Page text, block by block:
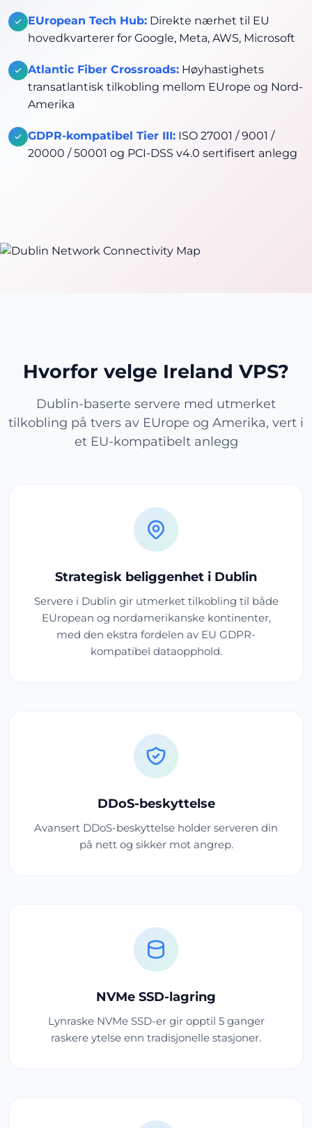
EUropean Tech Hub: Direkte nærhet til EU
hovedkvarterer for Google, Meta, AWS, Microsoft
Atlantic Fiber Crossroads: Høyhastighets
transatlantisk tilkobling mellom EUrope og Nord-
Amerika
GDPR-kompatibel Tier III: ISO 27001 / 9001 /
20000 / 50001 og PCI-DSS v4.0 sertifisert anlegg
Hvorfor velge Ireland VPS?
Dublin-baserte servere med utmerket
tilkobling på tvers av EUrope og Amerika, vert i
et EU-kompatibelt anlegg
Strategisk beliggenhet i Dublin
Servere i Dublin gir utmerket tilkobling til både
EUropean og nordamerikanske kontinenter,
med den ekstra fordelen av EU GDPR-
kompatibel dataopphold.
DDoS-beskyttelse
Avansert DDoS-beskyttelse holder serveren din
på nett og sikker mot angrep.
NVMe SSD-lagring
Lynraske NVMe SSD-er gir opptil 5 ganger
raskere ytelse enn tradisjonelle stasjoner.